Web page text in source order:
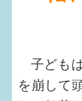
子ども
を崩して
健診・
子ども
入園・